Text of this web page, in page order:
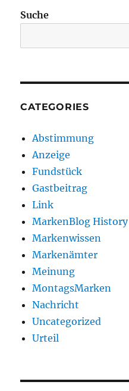
Suche
CATEGORIES
Abstimmung
Anzeige
Fundstück
Gastbeitrag
Link
MarkenBlog History
Markenwissen
Markenämter
Meinung
MontagsMarken
Nachricht
Uncategorized
Urteil